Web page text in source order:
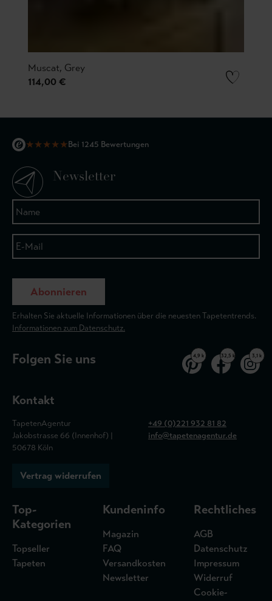
Muscat, Grey
114,00 €
★★★★★Bei 1245 Bewertungen
Newsletter
Abonnieren
Erhalten Sie aktuelle Informationen über die neuesten Tapetentrends.
Informationen zum Datenschutz.
Folgen Sie uns 4,9 k 32,5 k 3,1 k
Kontakt
TapetenAgentur
Jakobstrasse 66 (Innenhof) |
50678 Köln
+49 (0)221 932 81 82
info@tapetenagentur.de
Vertrag widerrufen
Top-
Kategorien
Topseller
Tapeten
Kundeninfo
Magazin
FAQ
Versandkosten
Newsletter
Rechtliches
AGB
Datenschutz
Impressum
Widerruf
Cookie-